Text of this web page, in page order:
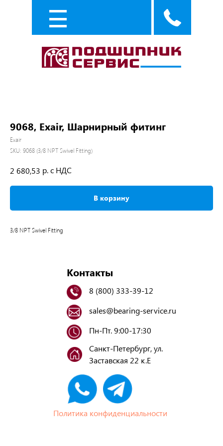
9068, Exair, Шарнирный фитинг
Exair
SKU: 9068 (3/8 NPT Swivel Fitting)
2 680,53 р. с НДС
В корзину
3/8 NPT Swivel Fitting
Контакты
8 (800) 333-39-12
sales@bearing-service.ru
Санкт-Петербург, ул.
Заставская 22 к.Е
Пн-Пт. 9:00-17:30
Политика конфиденциальности